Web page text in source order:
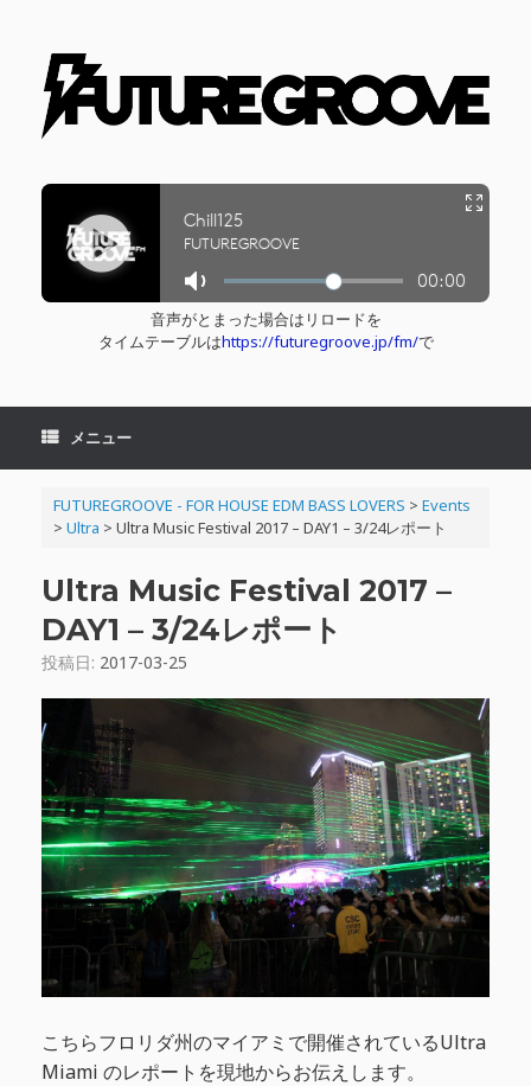
音声がとまった場合はリロードを
タイムテーブルはhttps://futuregroove.jp/fm/で
メニュー
FUTUREGROOVE - FOR HOUSE EDM BASS LOVERS > Events
> Ultra > Ultra Music Festival 2017 – DAY1 – 3/24レポート
Ultra Music Festival 2017 –
DAY1 – 3/24レポート
投稿日: 2017-03-25
こちらフロリダ州のマイアミで開催されているUltra
Miami のレポートを現地からお伝えします。